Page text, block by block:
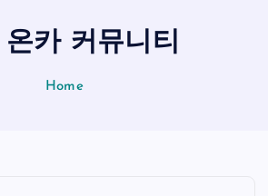
카 커뮤니티
Home